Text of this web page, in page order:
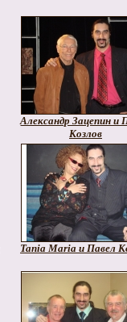
Александр Зацепин и
Козлов
Tania Maria и Павел